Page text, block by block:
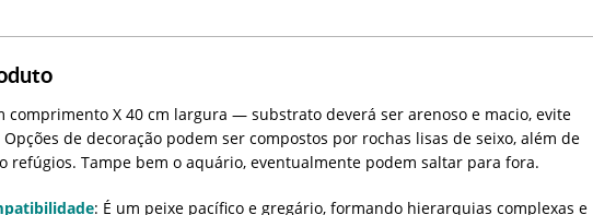
comprimento X 40 cm largura — substrato deverá ser arenoso e macio, evite
de decoração podem ser compostos por rochas lisas de seixo, além de
refúgios. Tampe bem o aquário, eventualmente podem saltar para fora.
: É um peixe pacífico e gregário, formando hierarquias complexas e